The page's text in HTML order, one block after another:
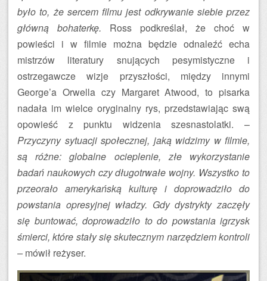
było to, że sercem filmu jest odkrywanie siebie przez
główną bohaterkę. Ross podkreślał, że choć w
powieści i w filmie można będzie odnaleźć echa
mistrzów literatury snujących pesymistyczne i
ostrzegawcze wizje przyszłości, między innymi
George’a Orwella czy Margaret Atwood, to pisarka
nadała im wielce oryginalny rys, przedstawiając swą
opowieść z punktu widzenia szesnastolatki. –
Przyczyny sytuacji społecznej, jaką widzimy w filmie,
są różne: globalne ocieplenie, złe wykorzystanie
badań naukowych czy długotrwałe wojny. Wszystko to
przeorało amerykańską kulturę i doprowadziło do
powstania opresyjnej władzy. Gdy dystrykty zaczęły
się buntować, doprowadziło to do powstania igrzysk
śmierci, które stały się skutecznym narzędziem kontroli
–mówił reżyser.